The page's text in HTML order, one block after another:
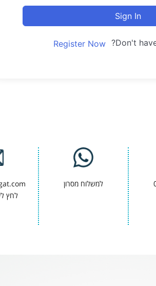
Sign In
Don't
Register Now
למשלוח מסרון
לחץ